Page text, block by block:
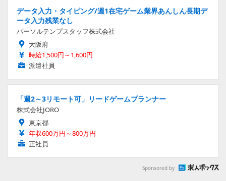
データ入力・タイピング/週1在宅ゲーム業界あんしん長期デ
ータ入力残業なし
パーソルテンプスタッフ株式会社
大阪府
時給1,500円～1,600円
派遣社員
「週2～3リモート可」リードゲームプランナー
株式会社JORO
東京都
年収600万円～800万円
正社員
Sponsored by